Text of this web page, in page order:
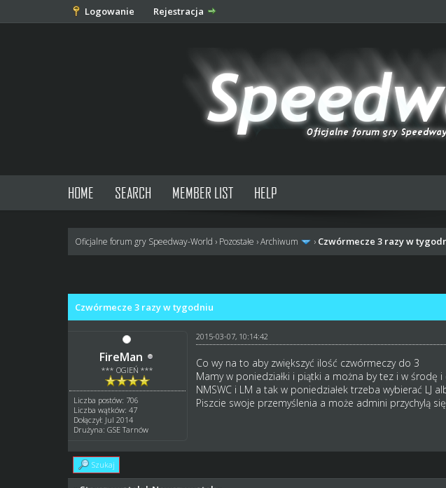
Logowanie Rejestracja
HOME SEARCH MEMBER LIST HELP
Oficjalne forum gry Speedway-World › Pozostałe ›Archiwum › Czwórmecze 3 razy w
Czwórmecze 3 razy w tygodniu
FireMan
*** OGIEŃ ***
Liczba postów: 706
Liczba wątków: 47
Dołączył: Jul 2014
Drużyna: GSE Tarnów
2015-03-07, 10:14:42
Co wy na to aby zwiększyć ilość czwórmeczy do 3
Mamy w poniedziałki i piątki a można by tez i w środę
NMSWC i LM a tak w poniedziałek trzeba wybierać LJ
Piszcie swoje przemyślenia a może admini przychylą
Szukaj